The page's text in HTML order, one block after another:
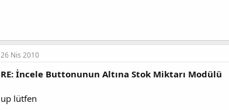
26 Nis 2010
RE: İncele Buttonunun Altına Stok Miktarı Modülü
up lütfen